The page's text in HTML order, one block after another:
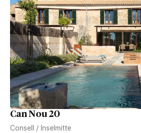
Can Nou 20
Consell / Inselmitte